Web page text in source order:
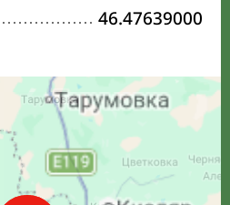
46.47639000